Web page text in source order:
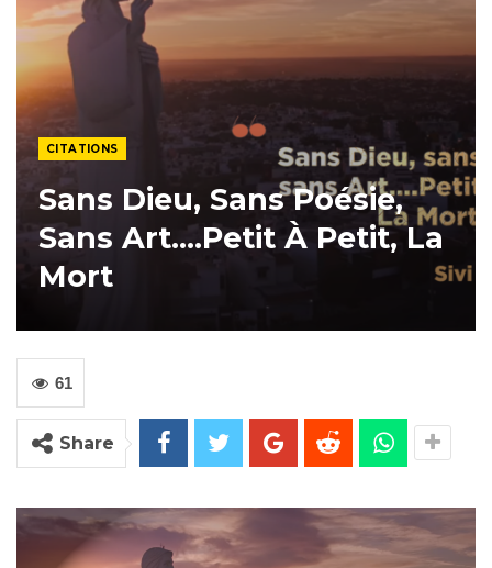
CITATIONS
Sans Dieu, Sans Poésie,
Sans Art….Petit À Petit, La
Mort
61
Share